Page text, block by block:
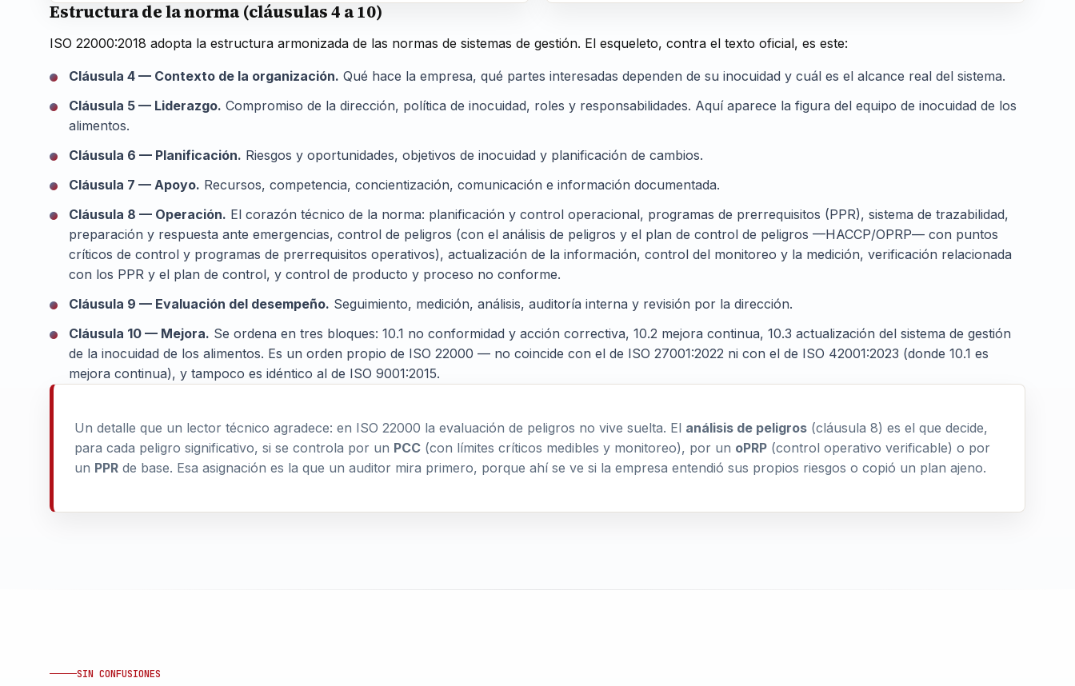
Estructura de la norma (cláusulas 4 a 10)
ISO 22000:2018 adopta la estructura armonizada de las normas de sistemas de gestión. El esqueleto, contra el texto oficial, es este:
Cláusula 4 — Contexto de la organización. Qué hace la empresa, qué partes interesadas dependen de su inocuidad y cuál es el alcance real del sistema.
Cláusula 5 — Liderazgo. Compromiso de la dirección, política de inocuidad, roles y responsabilidades. Aquí aparece la figura del equipo de inocuidad de los
alimentos.
Cláusula 6 — Planificación. Riesgos y oportunidades, objetivos de inocuidad y planificación de cambios.
Cláusula 7 — Apoyo. Recursos, competencia, concientización, comunicación e información documentada.
Cláusula 8 — Operación. El corazón técnico de la norma: planificación y control operacional, programas de prerrequisitos (PPR), sistema de trazabilidad,
preparación y respuesta ante emergencias, control de peligros (con el análisis de peligros y el plan de control de peligros —HACCP/OPRP— con puntos
críticos de control y programas de prerrequisitos operativos), actualización de la información, control del monitoreo y la medición, verificación relacionada
con los PPR y el plan de control, y control de producto y proceso no conforme.
Cláusula 9 — Evaluación del desempeño. Seguimiento, medición, análisis, auditoría interna y revisión por la dirección.
Cláusula 10 — Mejora. Se ordena en tres bloques: 10.1 no conformidad y acción correctiva, 10.2 mejora continua, 10.3 actualización del sistema de gestión
de la inocuidad de los alimentos. Es un orden propio de ISO 22000 — no coincide con el de ISO 27001:2022 ni con el de ISO 42001:2023 (donde 10.1 es
mejora continua), y tampoco es idéntico al de ISO 9001:2015.
Un detalle que un lector técnico agradece: en ISO 22000 la evaluación de peligros no vive suelta. El análisis de peligros (cláusula 8) es el que decide,
para cada peligro significativo, si se controla por un PCC (con límites críticos medibles y monitoreo), por un oPRP (control operativo verificable) o por
un PPR de base. Esa asignación es la que un auditor mira primero, porque ahí se ve si la empresa entendió sus propios riesgos o copió un plan ajeno.
SIN CONFUSIONES